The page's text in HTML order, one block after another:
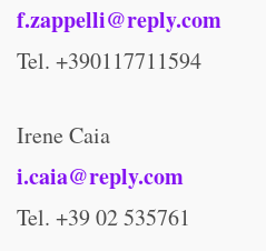
f.zappelli@reply.com
Tel. +390117711594
Irene Caia
i.caia@reply.com
Tel. +39 02 535761